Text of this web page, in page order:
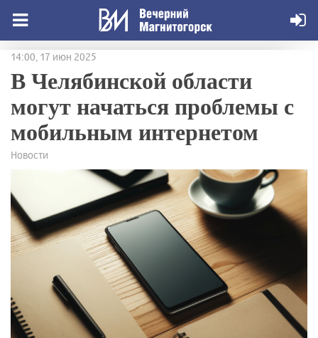
14:00, 17 июн 2025
В Челябинской области
могут начаться проблемы с
мобильным интернетом
Новости